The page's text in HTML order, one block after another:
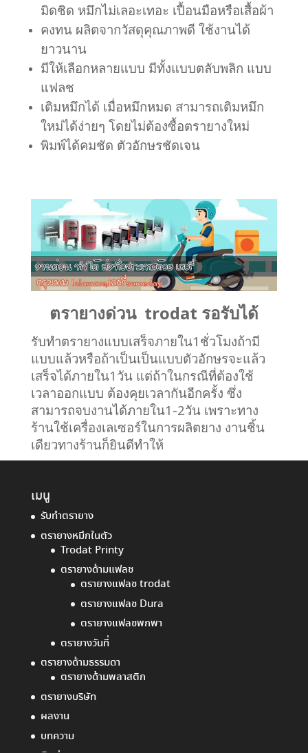
มิดชิด หมึกไม่เลอะเทอะ เปื้อนมือหรือเสื้อผ้า
คงทน ผลิตจากวัสดุคุณภาพดี ใช้งานได้
ยาวนาน
มีให้เลือกหลายแบบ มีทั้งแบบตลับพลิก แบบ
แฟลช
เติมหมึกได้ เมื่อหมึกหมด สามารถเติมหมึก
ใหม่ได้ง่ายๆ โดยไม่ต้องซื้อตรายางใหม่
พิมพ์ได้คมชัด ตัวอักษรชัดเจน
ตรายางด่วน trodat รอรับได้
รับทำตรายางแบบเสร็จภายใน1ชั่วโมงถ้ามี
แบบแล้วหรือถ้าเป็นเป็นแบบตัวอักษรจะแล้ว
เสร็จได้ภายใน1วัน แต่ถ้าในกรณีที่ต้องใช้
เวลาออกแบบ ต้องคุยเวลากันอีกครั้ง ซึ่ง
สามารถจบงานได้ภายใน1-2วัน เพราะทาง
ร้านใช้เครื่องเลเซอร์ในการผลิตยาง งานชิ้น
เดียวทางร้านก็ยินดีทำให้
เมนู
รับทำตรายาง
ตรายางหมึกในตัว
Trodat Printy
ตรายางด้ามแฟลช
ตรายางแฟลช trodat
ตรายางแฟลช Dura
ตรายางแฟลชพกพา
ตรายางวันที่
ตรายางด้ามธรรมดา
ตรายางด้ามพลาสติก
ตรายางบริษัท
ผลงาน
บทความ